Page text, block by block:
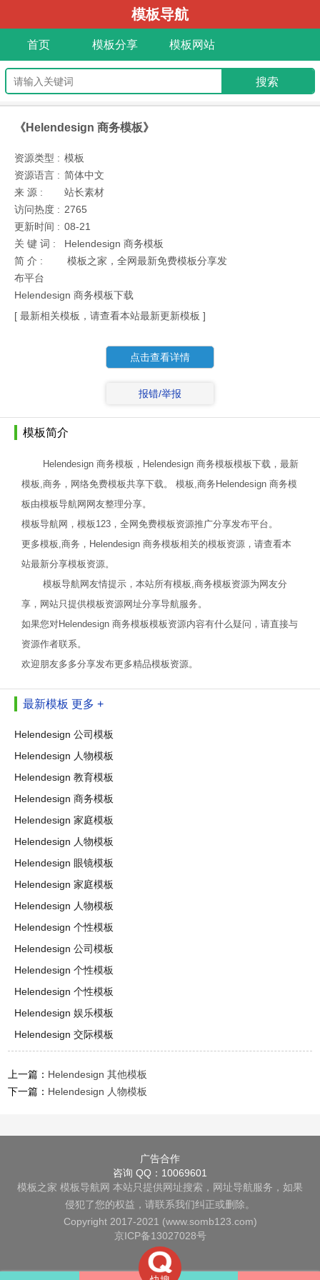
模板导航
首页 模板分享 模板网站
《Helendesign 商务模板》
资源类型 : 模板
资源语言 : 简体中文
来 源 :
站长素材
访问热度 : 2765
更新时间 : 08-21
关 键 词 :
Helendesign 商务模板
简 介 :
模板之家，全网最新免费模板分享发
布平台
Helendesign 商务模板下载
[ 最新相关模板，请查看本站最新更新模板 ]
点击查看详情
报错/举报
模板简介
Helendesign 商务模板，Helendesign 商务模板模板下载，最新
模板,商务，网络免费模板共享下载。 模板,商务Helendesign 商务模
板由模板导航网网友整理分享。
模板导航网，模板123，全网免费模板资源推广分享发布平台。
更多模板,商务，Helendesign 商务模板相关的模板资源，请查看本
站最新分享模板资源。
模板导航网友情提示，本站所有模板,商务模板资源为网友分
享，网站只提供模板资源网址分享导航服务。
如果您对Helendesign 商务模板模板资源内容有什么疑问，请直接与
资源作者联系。
欢迎朋友多多分享发布更多精品模板资源。
最新模板 更多 +
Helendesign 公司模板
Helendesign 人物模板
Helendesign 教育模板
Helendesign 商务模板
Helendesign 家庭模板
Helendesign 人物模板
Helendesign 眼镜模板
Helendesign 家庭模板
Helendesign 人物模板
Helendesign 个性模板
Helendesign 公司模板
Helendesign 个性模板
Helendesign 个性模板
Helendesign 娱乐模板
Helendesign 交际模板
上一篇： Helendesign 其他模板
下一篇： Helendesign 人物模板
广告合作
咨询 QQ：10069601
模板之家 模板导航网 本站只提供网址搜索，网址导航服务，如果
侵犯了您的权益，请联系我们纠正或删除。
Copyright 2017-2021 (www.somb123.com)
京ICP备13027028号